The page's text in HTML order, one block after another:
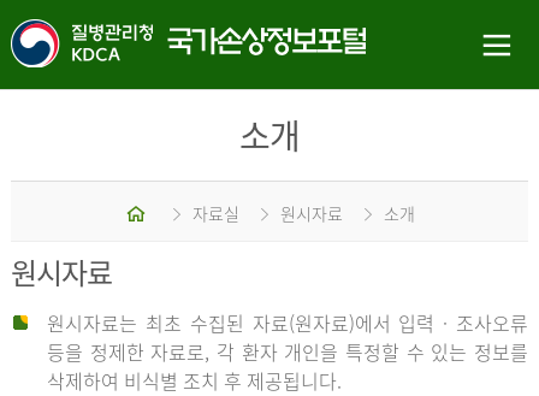
소개
홈 자료실 원시자료 소개
원시자료
원시자료는 최초 수집된 자료(원자료)에서 입력 · 조사오류
등을 정제한 자료로, 각 환자 개인을 특정할 수 있는 정보를
삭제하여 비식별 조치 후 제공됩니다.